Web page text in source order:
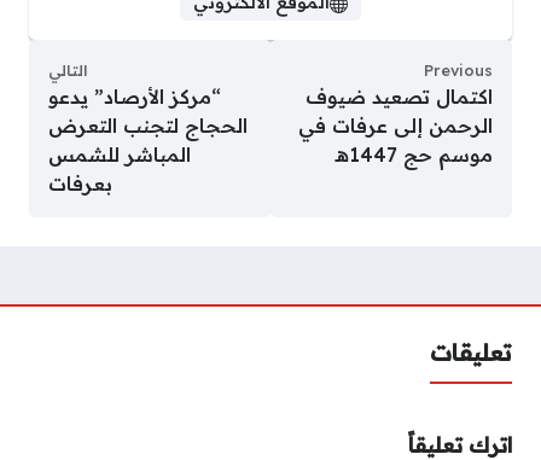
Previous
اكتمال تصعيد ضيوف
الرحمن إلى عرفات في
موسم حج 1447هـ
التالي
“مركز الأرصاد” يدعو
الحجاج لتجنب التعرض
المباشر للشمس
بعرفات
تعليقات
اترك تعليقاً